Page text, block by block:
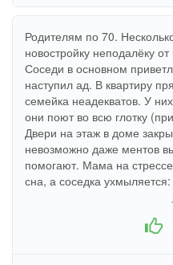
Родителям по 70.
новостройку неподалёку
Соседи в основном
наступил ад. В квартиру
семейка неадекватов. У
они поют во всю глотку
Двери на этаж в доме
невозможно даже ментов
помогают. Мама на
сна, а соседка